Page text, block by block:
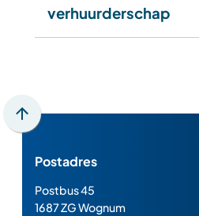
verhuurderschap
Scroll
boven
het
Postadres
Postbus 45
1687 ZG Wognum